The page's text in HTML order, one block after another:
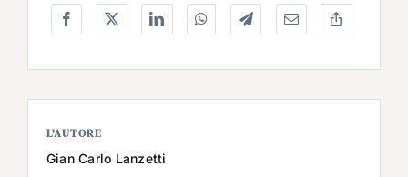
L’AUTORE
Gian Carlo Lanzetti